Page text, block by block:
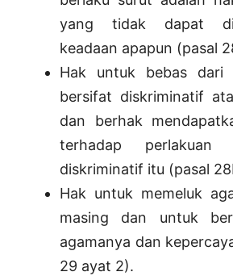
yang tidak dapat
keadaan apapun (pasal
Hak untuk bebas dari
bersifat diskriminatif
dan berhak
terhadap perlakuan
diskriminatif itu (pasal
Hak untuk memeluk
masing dan untuk
agamanya dan
29 ayat 2).